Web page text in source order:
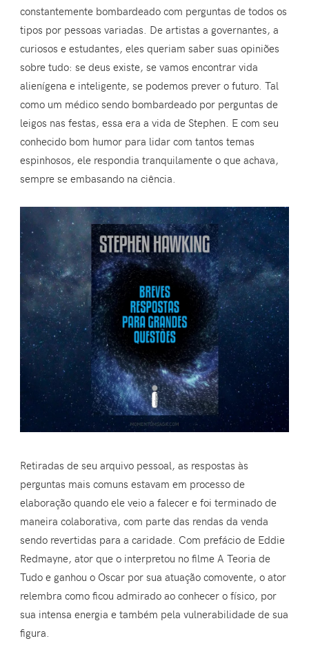
constantemente bombardeado com perguntas de todos os
tipos por pessoas variadas. De artistas a governantes, a
curiosos e estudantes, eles queriam saber suas opiniões
sobre tudo: se deus existe, se vamos encontrar vida
alienígena e inteligente, se podemos prever o futuro. Tal
como um médico sendo bombardeado por perguntas de
leigos nas festas, essa era a vida de Stephen. E com seu
conhecido bom humor para lidar com tantos temas
espinhosos, ele respondia tranquilamente o que achava,
sempre se embasando na ciência.
Retiradas de seu arquivo pessoal, as respostas às
perguntas mais comuns estavam em processo de
elaboração quando ele veio a falecer e foi terminado de
maneira colaborativa, com parte das rendas da venda
sendo revertidas para a caridade. Com prefácio de Eddie
Redmayne, ator que o interpretou no filme A Teoria de
Tudo e ganhou o Oscar por sua atuação comovente, o ator
relembra como ficou admirado ao conhecer o físico, por
sua intensa energia e também pela vulnerabilidade de sua
figura.